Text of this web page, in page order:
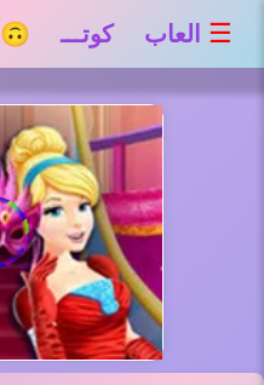
☰ العاب كوتـــ 🙃